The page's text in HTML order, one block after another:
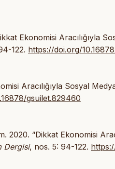
Ekonomisi Aracılığıyla
122. https://doi.org/
Aracılığıyla Sosyal
gsuilet.829460
2020. “Dikkat Ekonomisi
Dergisi, nos. 5: 94-122.